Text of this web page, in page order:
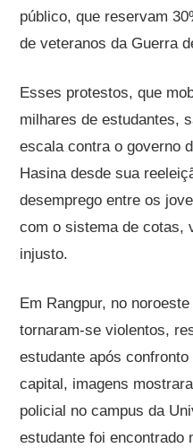
público, que reservam
de veteranos da Guerra
Esses protestos, que
milhares de estudantes,
escala contra o governo
Hasina desde sua
desemprego entre os
com o sistema de cotas,
injusto.
Em Rangpur, no
tornaram-se violentos,
estudante após
capital, imagens
policial no campus da
estudante foi encontrado